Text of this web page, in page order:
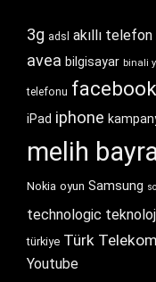
3g adsl akıllı telefon
avea bilgisayar binali
telefonu facebook
iPad iphone
melih
Nokia oyun Samsung
technologic
türkiye Türk Telekom
Youtube